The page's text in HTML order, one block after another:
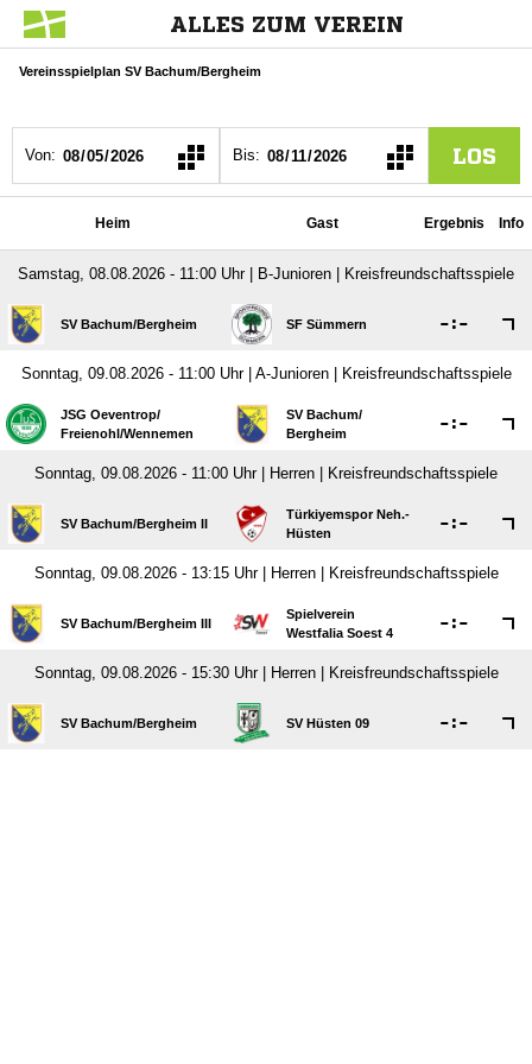
ALLES ZUM VEREIN
Vereinsspielplan SV Bachum/Bergheim
Von: Bis: LOS
Heim Gast Ergebnis Info
Samstag, 08.08.2026 - 11:00 Uhr | B-Junioren | Kreisfreundschaftsspiele
SV Bachum/​Bergheim SF Sümmern :
Sonntag, 09.08.2026 - 11:00 Uhr | A-Junioren | Kreisfreundschaftsspiele
JSG Oeventrop/​
Freienohl/​Wennemen
SV Bachum/​
Bergheim
:
Sonntag, 09.08.2026 - 11:00 Uhr | Herren | Kreisfreundschaftsspiele
SV Bachum/​Bergheim II
Türkiyemspor Neh.-
Hüsten
:
Sonntag, 09.08.2026 - 13:15 Uhr | Herren | Kreisfreundschaftsspiele
SV Bachum/​Bergheim III
Spielverein
Westfalia Soest 4
:
Sonntag, 09.08.2026 - 15:30 Uhr | Herren | Kreisfreundschaftsspiele
SV Bachum/​Bergheim SV Hüsten 09 :